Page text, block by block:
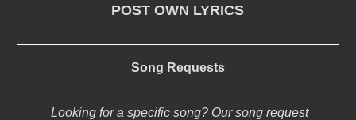
POST OWN LYRICS
Song Requests
Looking for a specific song? Our song request